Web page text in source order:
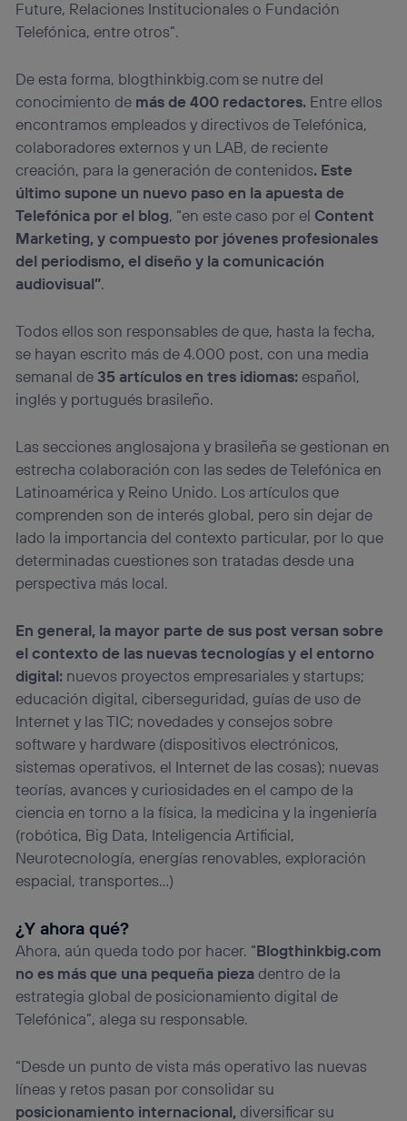
Future, Relaciones Institucionales o Fundación
Telefónica, entre otros”.
De esta forma, blogthinkbig.com se nutre del
conocimiento de más de 400 redactores. Entre ellos
encontramos empleados y directivos de Telefónica,
colaboradores externos y un LAB, de reciente
creación, para la generación de contenidos. Este
último supone un nuevo paso en la apuesta de
Telefónica por el blog, “en este caso por el Content
Marketing, y compuesto por jóvenes profesionales
del periodismo, el diseño y la comunicación
audiovisual”.
Todos ellos son responsables de que, hasta la fecha,
se hayan escrito más de 4.000 post, con una media
semanal de35 artículos en tres idiomas:español,
inglés y portugués brasileño.
Las secciones anglosajona y brasileña se gestionan en
estrecha colaboración con las sedes de Telefónica en
Latinoamérica y Reino Unido. Los artículos que
comprenden son de interés global, pero sin dejar de
lado la importancia del contexto particular, por lo que
determinadas cuestiones son tratadas desde una
perspectiva más local.
En general, la mayor parte de sus post versan sobre
el contexto de las nuevas tecnologías y el entorno
digital: nuevos proyectos empresariales y startups;
educación digital, ciberseguridad, guías de uso de
Internet y las TIC; novedades y consejos sobre
software y hardware (dispositivos electrónicos,
sistemas operativos, el Internet de las cosas); nuevas
teorías, avances y curiosidades en el campo de la
ciencia en torno a la física, la medicina y la ingeniería
(robótica, Big Data, Inteligencia Artificial,
Neurotecnología, energías renovables, exploración
espacial, transportes…)
¿Y ahora qué?
Ahora, aún queda todo por hacer. “Blogthinkbig.com
no es más que una pequeña piezadentro de la
estrategia global de posicionamiento digital de
Telefónica”, alega su responsable.
“Desde un punto de vista más operativo las nuevas
líneas y retos pasan por consolidar su
posicionamiento internacional,diversificar su